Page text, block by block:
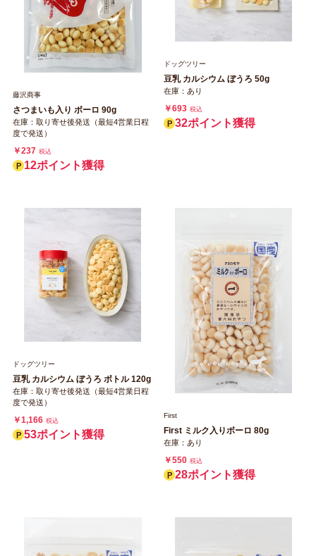
藤沢商事
さつまいも入り ボーロ 90g
在庫：取り寄せ後発送（最短4営業日程
度で発送）
￥237 税込
12ポイント獲得
ドッグツリー
豆乳 カルシウム ぼうろ 50g
在庫：あり
￥693 税込
32ポイント獲得
ドッグツリー
豆乳 カルシウム ぼうろ ボトル 120g
在庫：取り寄せ後発送（最短4営業日程
度で発送）
￥1,166 税込
53ポイント獲得
First
First ミルク入りボーロ 80g
在庫：あり
￥550 税込
28ポイント獲得